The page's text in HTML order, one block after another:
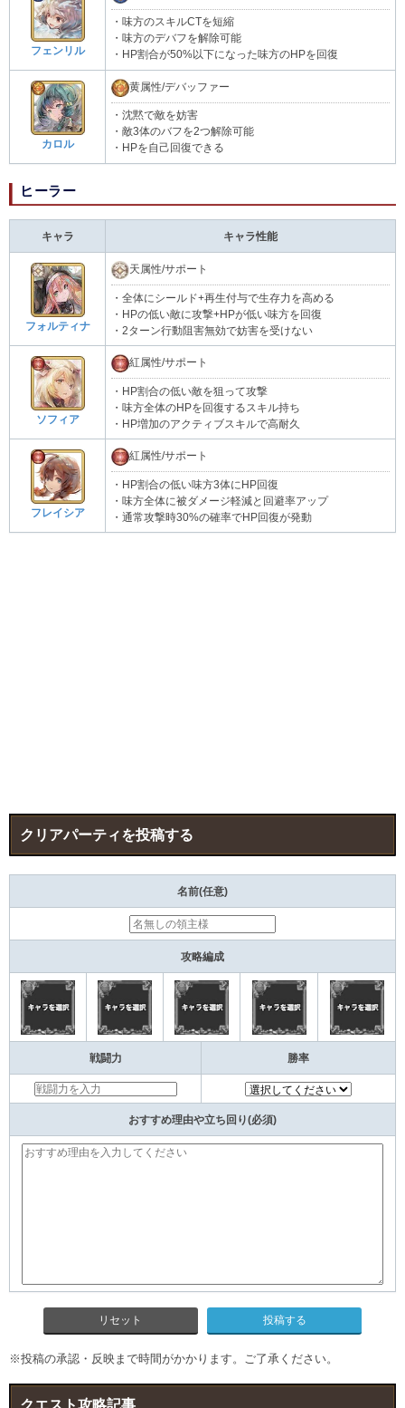
フェンリル
・味方のスキルCTを短縮
・味方のデバフを解除可能
・HP割合が50%以下になった味方のHPを回復
カロル
黄属性/デバッファー
・沈黙で敵を妨害
・敵3体のバフを2つ解除可能
・HPを自己回復できる
ヒーラー
キャラ キャラ性能
フォルティナ
天属性/サポート
・全体にシールド+再生付与で生存力を高める
・HPの低い敵に攻撃+HPが低い味方を回復
・2ターン行動阻害無効で妨害を受けない
ソフィア
紅属性/サポート
・HP割合の低い敵を狙って攻撃
・味方全体のHPを回復するスキル持ち
・HP増加のアクティブスキルで高耐久
フレイシア
紅属性/サポート
・HP割合の低い味方3体にHP回復
・味方全体に被ダメージ軽減と回避率アップ
・通常攻撃時30%の確率でHP回復が発動
クリアパーティを投稿する
名前(任意)
攻略編成
戦闘力 勝率
おすすめ理由や立ち回り(必須)
リセット
※投稿の承認・反映まで時間がかかります。ご了承ください。
クエスト攻略記事